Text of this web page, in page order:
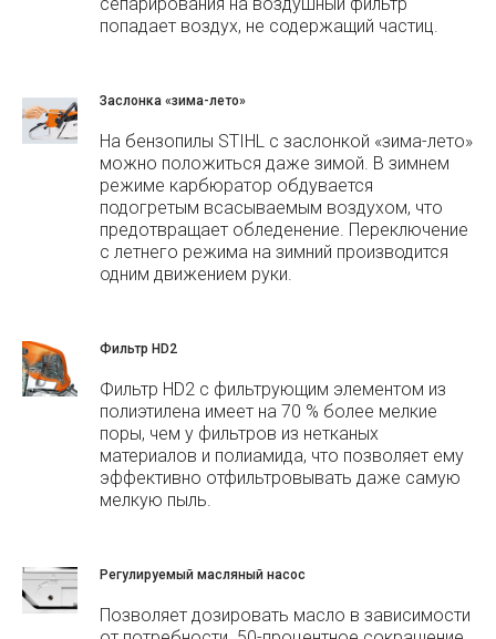
сепарирования на воздушный фильтр
попадает воздух, не содержащий частиц.
Заслонка «зима-лето»
На бензопилы STIHL с заслонкой «зима-лето»
можно положиться даже зимой. В зимнем
режиме карбюратор обдувается
подогретым всасываемым воздухом, что
предотвращает обледенение. Переключение
с летнего режима на зимний производится
одним движением руки.
Фильтр HD2
Фильтр HD2 с фильтрующим элементом из
полиэтилена имеет на 70 % более мелкие
поры, чем у фильтров из нетканых
материалов и полиамида, что позволяет ему
эффективно отфильтровывать даже самую
мелкую пыль.
Регулируемый масляный насос
Позволяет дозировать масло в зависимости